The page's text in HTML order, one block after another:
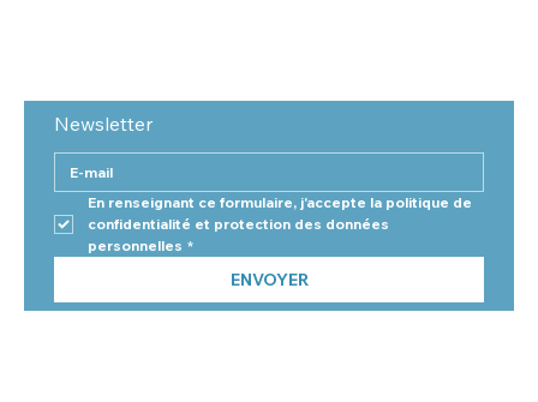
Newsletter
En renseignant ce formulaire, j'accepte la politique de
confidentialité et protection des données
personnelles *
ENVOYER